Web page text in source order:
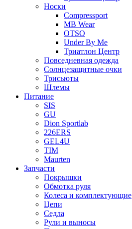
Носки
Compressport
MB Wear
OTSO
Under By Me
Триатлон Центр
Повседневная одежда
Солнцезащитные очки
Трисьюты
Шлемы
Питание
SIS
GU
Dion Sportlab
226ERS
GEL4U
TIM
Maurten
Запчасти
Покрышки
Обмотка руля
Колеса и комплектующие
Цепи
Седла
Рули и выносы